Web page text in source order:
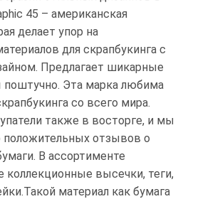
45 – американская
делает упор на
для скрапбукинга с
Предлагает шикарные
поштучно. Эта марка любима
со всего мира.
также в восторге, и мы
положительных отзывов о
В ассортименте
коллекционные высечки, теги,
материал как бумага